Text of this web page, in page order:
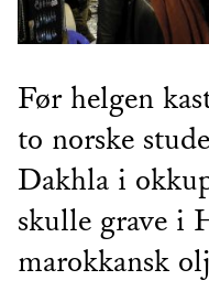
Før helgen
to norske
Dakhla i
skulle grave i
marokkansk